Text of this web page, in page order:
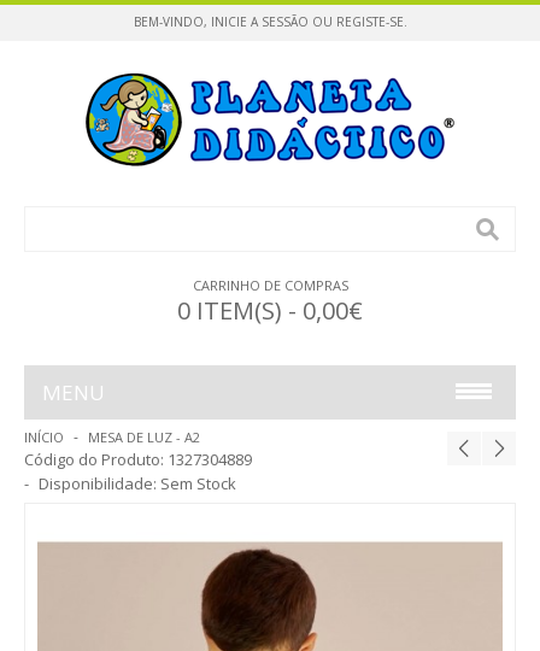
BEM-VINDO, INICIE A SESSÃO OU REGISTE-SE.
CARRINHO DE COMPRAS
0 ITEM(S) - 0,00€
MENU
INFÂNCIA
CONSTRUÇÕES / PUZZLES
EMOÇÕES / VALORES
MANIPULÁVEIS / MOTRICIDADE
INÍCIO MESA DE LUZ - A2
Código do Produto: 1327304889
Disponibilidade: Sem Stock